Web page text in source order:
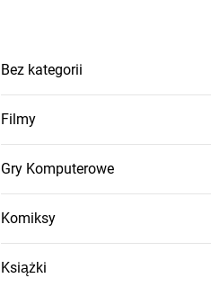
Bez kategorii
Filmy
Gry Komputerowe
Komiksy
Książki